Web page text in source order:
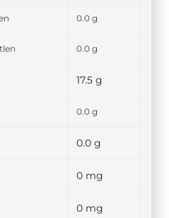
0.0 g
0.0 g
17.5 g
0.0 g
0.0 g
0 mg
0 mg